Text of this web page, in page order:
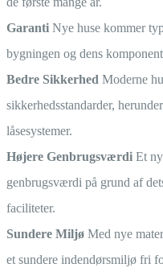
Garanti Nye huse kommer
bygningen og dens
Bedre Sikkerhed Moderne
sikkerhedsstandarder,
låsesystemer.
Højere Genbrugsværdi Et
genbrugsværdi på grund af
faciliteter.
Sundere Miljø Med nye
et sundere indendørsmiljø fri